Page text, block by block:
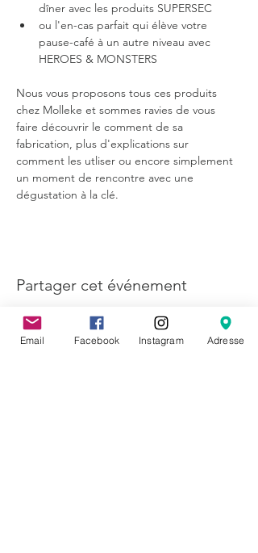
dîner avec les produits SUPERSEC
ou l'en-cas parfait qui élève votre
pause-café à un autre niveau avec
HEROES & MONSTERS
Nous vous proposons tous ces produits
chez Molleke et sommes ravies de vous
faire découvrir le comment de sa
fabrication, plus d'explications sur
comment les utliser ou encore simplement
un moment de rencontre avec une
dégustation à la clé.
Partager cet événement
Email Facebook Instagram Adresse